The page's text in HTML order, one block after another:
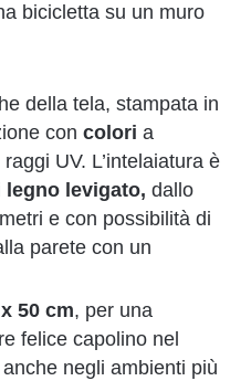
bicicletta su un muro
della tela, stampata in
con colori a
UV. L’intelaiatura è
legno levigato, dallo
e con possibilità di
parete con un
50 cm, per una
felice capolino nel
negli ambienti più